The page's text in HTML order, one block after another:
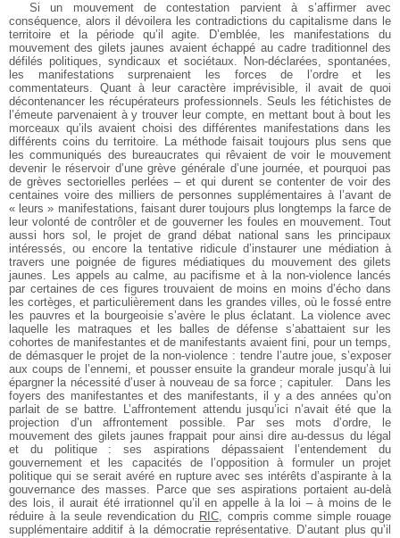
Si un mouvement de contestation parvient à s’affirmer avec
conséquence, alors il dévoilera les contradictions du capitalisme dans le
territoire et la période qu’il agite. D’emblée, les manifestations du
mouvement des gilets jaunes avaient échappé au cadre traditionnel des
défilés politiques, syndicaux et sociétaux. Non-déclarées, spontanées,
les manifestations surprenaient les forces de l’ordre et les
commentateurs. Quant à leur caractère imprévisible, il avait de quoi
décontenancer les récupérateurs professionnels. Seuls les fétichistes de
l’émeute parvenaient à y trouver leur compte, en mettant bout à bout les
morceaux qu’ils avaient choisi des différentes manifestations dans les
différents coins du territoire. La méthode faisait toujours plus sens que
les communiqués des bureaucrates qui rêvaient de voir le mouvement
devenir le réservoir d’une grève générale d’une journée, et pourquoi pas
de grèves sectorielles perlées – et qui durent se contenter de voir des
centaines voire des milliers de personnes supplémentaires à l’avant de
« leurs » manifestations, faisant durer toujours plus longtemps la farce de
leur volonté de contrôler et de gouverner les foules en mouvement. Tout
aussi hors sol, le projet de grand débat national sans les principaux
intéressés, ou encore la tentative ridicule d’instaurer une médiation à
travers une poignée de figures médiatiques du mouvement des gilets
jaunes. Les appels au calme, au pacifisme et à la non-violence lancés
par certaines de ces figures trouvaient de moins en moins d’écho dans
les cortèges, et particulièrement dans les grandes villes, où le fossé entre
les pauvres et la bourgeoisie s’avère le plus éclatant. La violence avec
laquelle les matraques et les balles de défense s’abattaient sur les
cohortes de manifestantes et de manifestants avaient fini, pour un temps,
de démasquer le projet de la non-violence : tendre l’autre joue, s’exposer
aux coups de l’ennemi, et pousser ensuite la grandeur morale jusqu’à lui
épargner la nécessité d’user à nouveau de sa force ; capituler.
Dans les
foyers des manifestantes et des manifestants, il y a des années qu’on
parlait de se battre. L’affrontement attendu jusqu’ici n’avait été que la
projection d’un affrontement possible. Par ses mots d’ordre, le
mouvement des gilets jaunes frappait pour ainsi dire au-dessus du légal
et du politique : ses aspirations dépassaient l’entendement du
gouvernement et les capacités de l’opposition à formuler un projet
politique qui se serait avéré en rupture avec ses intérêts d’aspirante à la
gouvernance des masses. Parce que ses aspirations portaient au-delà
des lois, il aurait été irrationnel qu’il en appelle à la loi – à moins de le
réduire à la seule revendication du RIC, compris comme simple rouage
supplémentaire additif à la démocratie représentative. D’autant plus qu’il